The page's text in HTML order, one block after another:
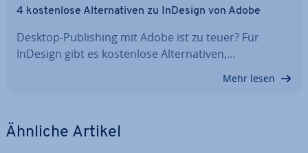
4 kos­ten­lo­se Al­ter­na­ti­ven zu InDesign von Adobe
Desktop-Pu­bli­shing mit Adobe ist zu teuer? Für
InDesign gibt es kos­ten­lo­se Al­ter­na­ti­ven,…
Mehr lesen
Ähnliche Artikel